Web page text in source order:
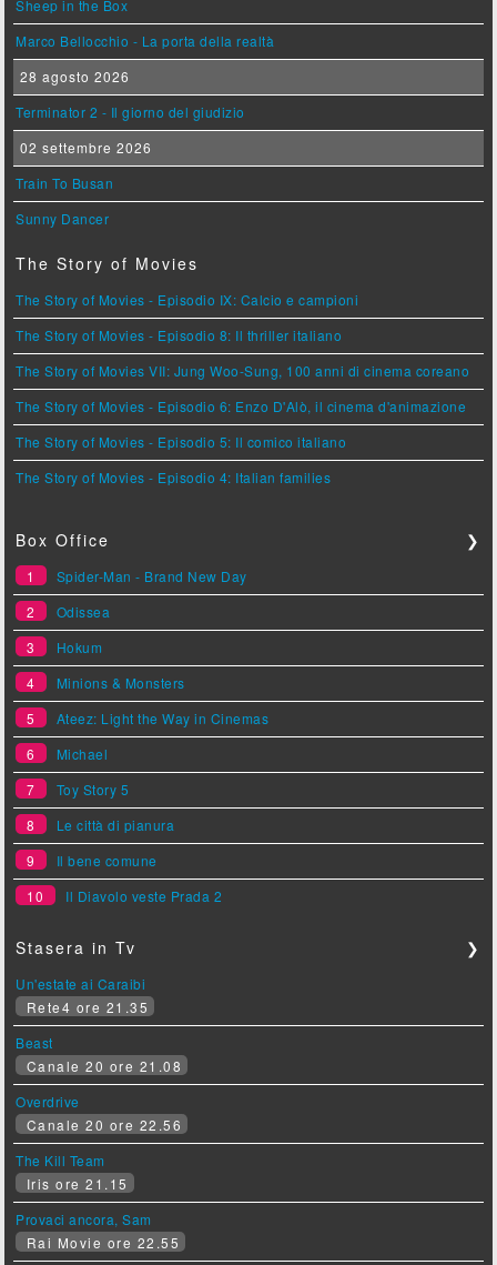
Sheep in the Box
Marco Bellocchio - La porta della realtà
28 agosto 2026
Terminator 2 - Il giorno del giudizio
02 settembre 2026
Train To Busan
Sunny Dancer
The Story of Movies
The Story of Movies - Episodio IX: Calcio e campioni
The Story of Movies - Episodio 8: Il thriller italiano
The Story of Movies VII: Jung Woo-Sung, 100 anni di cinema coreano
The Story of Movies - Episodio 6: Enzo D'Alò, il cinema d'animazione
The Story of Movies - Episodio 5: Il comico italiano
The Story of Movies - Episodio 4: Italian families
Box Office ❯
1
Spider-Man - Brand New Day
2
Odissea
3
Hokum
4
Minions & Monsters
5
Ateez: Light the Way in Cinemas
6
Michael
7
Toy Story 5
8
Le città di pianura
9
Il bene comune
10
Il Diavolo veste Prada 2
Stasera in Tv ❯
Un'estate ai Caraibi
Rete4 ore 21.35
Beast
Canale 20 ore 21.08
Overdrive
Canale 20 ore 22.56
The Kill Team
Iris ore 21.15
Provaci ancora, Sam
Rai Movie ore 22.55